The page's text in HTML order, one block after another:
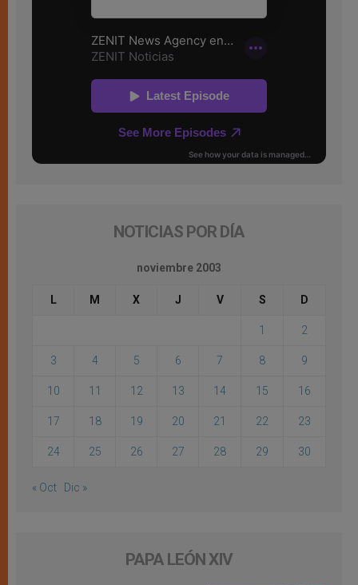
NOTICIAS POR DÍA
noviembre 2003
L M X J V S D
1 2
3 4 5 6 7 8 9
10 11 12 13 14 15 16
17 18 19 20 21 22 23
24 25 26 27 28 29 30
« Oct Dic »
PAPA LEÓN XIV